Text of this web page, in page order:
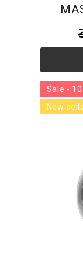
Sale -
New